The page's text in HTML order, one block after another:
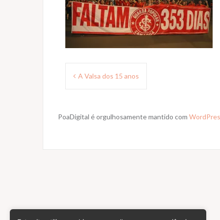
Navegação
A Valsa dos 15 anos
PoaDigital é orgulhosamente mantido com